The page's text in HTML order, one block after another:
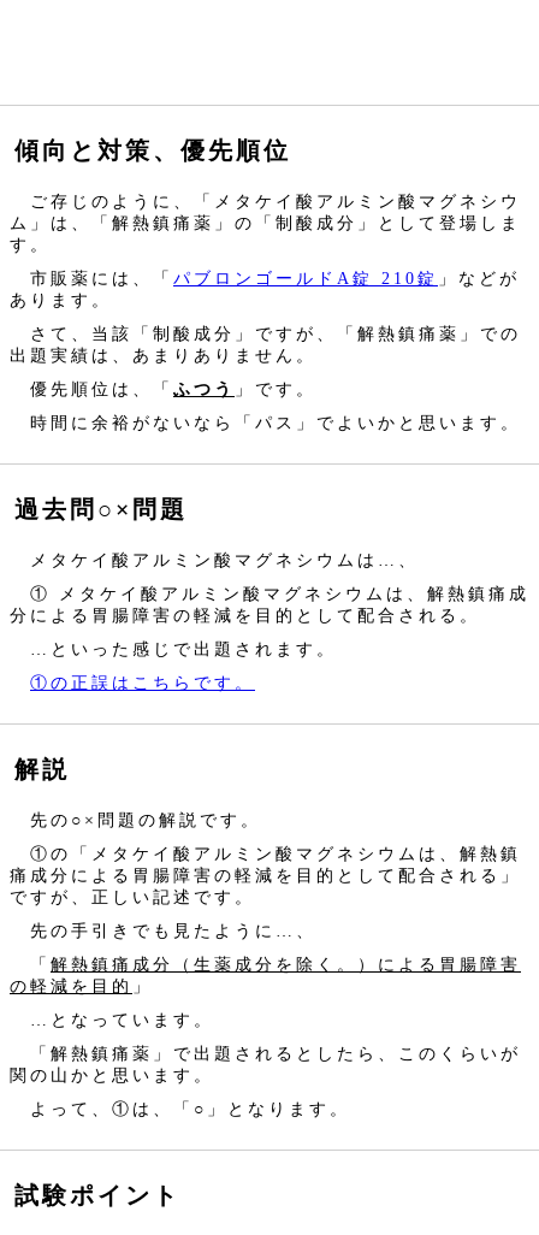
傾向と対策、優先順位
ご存じのように、「メタケイ酸アルミン酸マグネシウ
ム」は、「解熱鎮痛薬」の「制酸成分」として登場しま
す。
市販薬には、「 パブロンゴールドA錠 210錠 」などが
あります。
さて、当該「制酸成分」ですが、「解熱鎮痛薬」での
出題実績は、あまりありません。
優先順位は、「 ふつう
」です。
時間に余裕がないなら「パス」でよいかと思います。
過去問○×問題
メタケイ酸アルミン酸マグネシウムは…、
① メタケイ酸アルミン酸マグネシウムは、解熱鎮痛成
分による胃腸障害の軽減を目的として配合される。
…といった感じで出題されます。
①の正誤はこちらです。
解説
先の○×問題の解説です。
①の「メタケイ酸アルミン酸マグネシウムは、解熱鎮
痛成分による胃腸障害の軽減を目的として配合される」
ですが、正しい記述です。
先の手引きでも見たように…、
「 解熱鎮痛成分（生薬成分を除く。）による胃腸障害
の軽減を目的 」
…となっています。
「解熱鎮痛薬」で出題されるとしたら、このくらいが
関の山かと思います。
よって、①は、「○」となります。
試験ポイント